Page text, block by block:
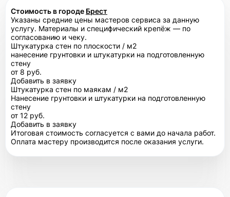
Стоимость в городе Брест
Указаны средние цены мастеров сервиса за данную
услугу. Материалы и специфический крепёж — по
согласованию и чеку.
Штукатурка стен по плоскости / м2
нанесение грунтовки и штукатурки на подготовленную
стену
от 8 руб.
Добавить в заявку
Штукатурка стен по маякам / м2
Нанесение грунтовки и штукатурки на подготовленную
стену
от 12 руб.
Добавить в заявку
Итоговая стоимость согласуется с вами до начала работ.
Оплата мастеру производится после оказания услуги.